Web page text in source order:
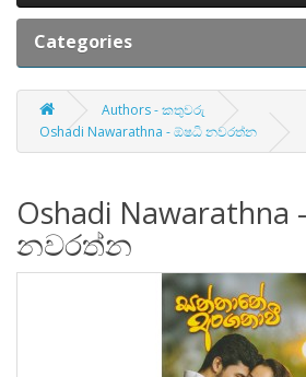
Categories
Authors - කතුවරු
Oshadi Nawarathna - ඕෂධි නවරත්න
Oshadi Nawarathna
නවරත්න